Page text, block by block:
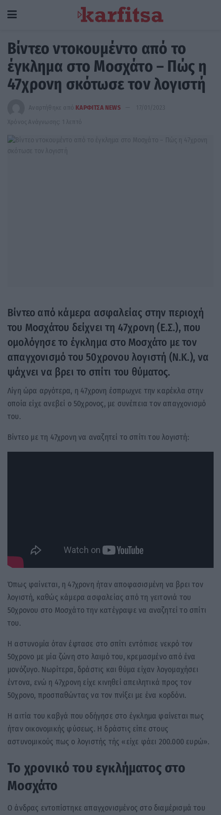
Βίντεο ντοκουμέντο από το
έγκλημα στο Μοσχάτο – Πώς η
47χρονη σκότωσε τον λογιστή
Αναρτήθηκε από ΚΑΡΦΙΤΣΑ NEWS
17/01/2023
Χρόνος Ανάγνωσης: 1 λεπτό
Βίντεο από κάμερα ασφαλείας στην περιοχή
του Μοσχάτου δείχνει τη 47χρονη (Ε.Σ.), που
ομολόγησε το έγκλημα στο Μοσχάτο με τον
απαγχονισμό του 50χρονου λογιστή (N.K.), να
ψάχνει να βρει το σπίτι του θύματος.
Λίγη ώρα αργότερα, η 47χρονη έσπρωχνε την καρέκλα στην
οποία είχε ανεβεί ο 50χρονος, με συνέπεια τον απαγχονισμό
του.
Βίντεο με τη 47χρονη να αναζητεί το σπίτι του λογιστή:
Όπως φαίνεται, η 47χρονη ήταν αποφασισμένη να βρει τον
λογιστή, καθώς κάμερα ασφαλείας από τη γειτονιά του
50χρονου στο Μοσχάτο την κατέγραψε να αναζητεί το σπίτι
του.
Η αστυνομία όταν έφτασε στο σπίτι εντόπισε νεκρό τον
50χρονο με μία ζώνη στο λαιμό του, κρεμασμένο από ένα
μονόζυγο. Νωρίτερα, δράστις και θύμα είχαν λογομαχήσει
έντονα, ενώ η 47χρονη είχε κινηθεί απειλητικά προς τον
50χρονο, προσπαθώντας να τον πνίξει με ένα κορδόνι.
Η αιτία του καβγά που οδήγησε στο έγκλημα φαίνεται πως
ήταν οικονομικής φύσεως. Η δράστις είπε στους
αστυνομικούς πως ο λογιστής τής «είχε φάει 200.000 ευρώ».
Το χρονικό του εγκλήματος στο
Μοσχάτο
Ο άνδρας εντοπίστηκε απαγχονισμένος στο διαμέρισμά του